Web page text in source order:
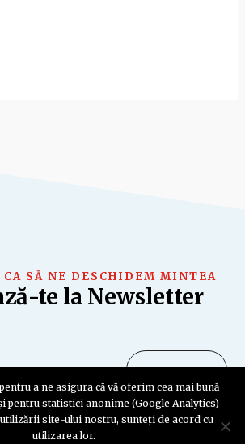
SĂ NE DESCHIDEM MINTEA
te la Newsletter
a ne asigura că vă oferim cea mai bună
pentru statistici anonime (Google Analytics)
site-ului nostru, sunteți de acord cu
utilizarea lor.